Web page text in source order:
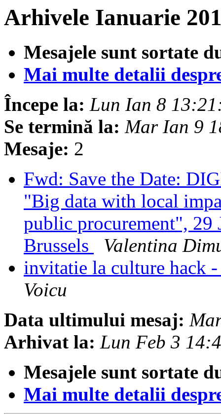
Arhivele Ianuarie
Mesajele sunt sortate
Mai multe detalii
Începe la: Lun Ian 8
Se termină la: Mar Ian 9
Mesaje: 2
Fwd: Save the Date:
"Big data with local
public procurement", 29
Brussels
Valentina
invitatie la culture hack
Voicu
Data ultimului mesaj:
Arhivat la: Lun Feb 3
Mesajele sunt sortate
Mai multe detalii